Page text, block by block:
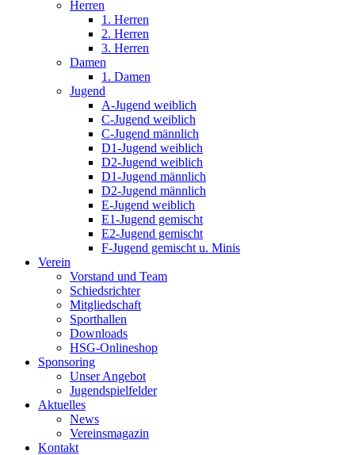
Herren
1. Herren
2. Herren
3. Herren
Damen
1. Damen
Jugend
A-Jugend weiblich
C-Jugend weiblich
C-Jugend männlich
D1-Jugend weiblich
D2-Jugend weiblich
D1-Jugend männlich
D2-Jugend männlich
E-Jugend weiblich
E1-Jugend gemischt
E2-Jugend gemischt
F-Jugend gemischt u. Minis
Verein
Vorstand und Team
Schiedsrichter
Mitgliedschaft
Sporthallen
Downloads
HSG-Onlineshop
Sponsoring
Unser Angebot
Jugendspielfelder
Aktuelles
News
Vereinsmagazin
Kontakt